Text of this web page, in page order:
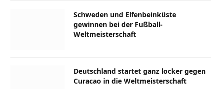
Schweden und Elfenbeinküste
gewinnen bei der Fußball-
Weltmeisterschaft
Deutschland startet ganz locker gegen
Curacao in die Weltmeisterschaft